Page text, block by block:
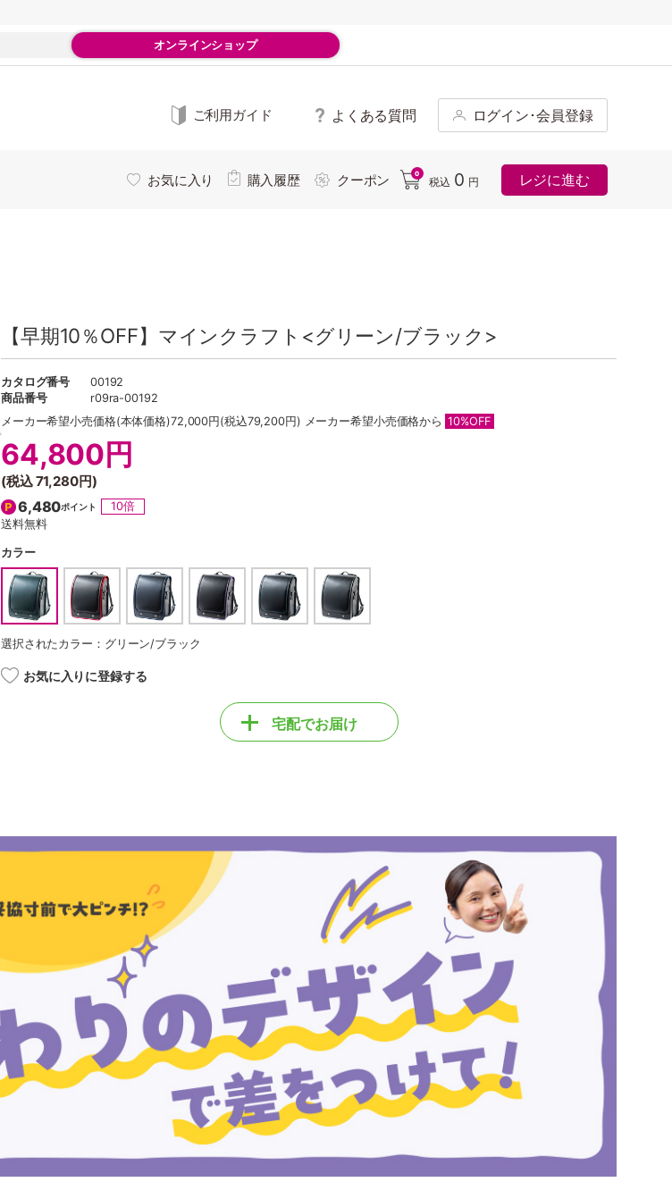
オンラインショップ
ご利用ガイド よくある質問 ログイン･会員登録
お気に入り 購入履歴 クーポン 0
税込 0 円 レジに進む
【早期10％OFF】マインクラフト<グリーン/ブラック>
カタログ番号
00192
商品番号
r09ra-00192
メーカー希望小売価格(本体価格)72,000円(税込79,200円) メーカー希望小売価格から 10%OFF
64,800円
(税込71,280円)
6,480ポイント
10倍
送料無料
カラー
選択されたカラー：グリーン/ブラック
お気に入りに登録する
宅配でお届け